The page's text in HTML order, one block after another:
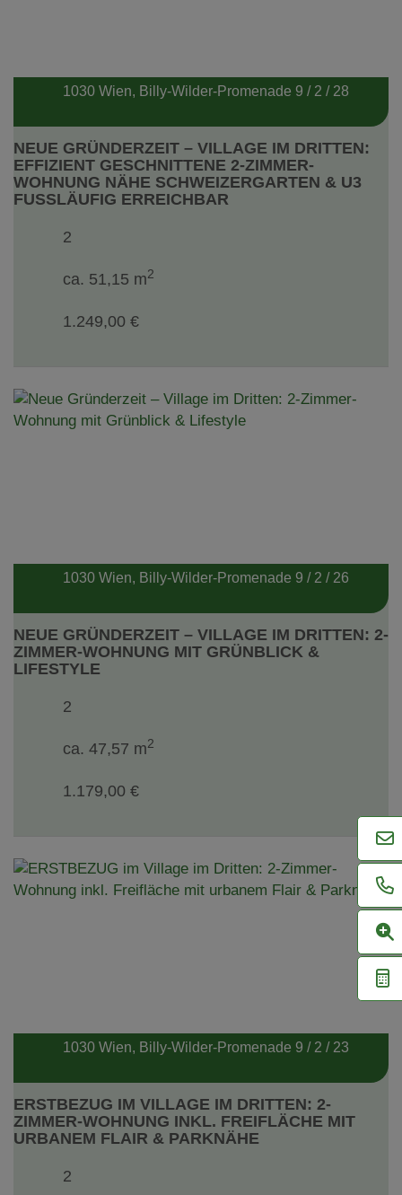
NEUE GRÜNDERZEIT – VILLAGE IM DRITTEN:
EFFIZIENT GESCHNITTENE 2-ZIMMER-
WOHNUNG NÄHE SCHWEIZERGARTEN & U3
FUSSLÄUFIG ERREICHBAR
1030 Wien, Billy-Wilder-Promenade 9 / 2 / 28
2
ca. 51,15 m2
1.249,00 €
NEUE GRÜNDERZEIT – VILLAGE IM DRITTEN: 2-
ZIMMER-WOHNUNG MIT GRÜNBLICK &
LIFESTYLE
1030 Wien, Billy-Wilder-Promenade 9 / 2 / 26
2
ca. 47,57 m2
1.179,00 €
ERSTBEZUG IM VILLAGE IM DRITTEN: 2-
ZIMMER-WOHNUNG INKL. FREIFLÄCHE MIT
URBANEM FLAIR & PARKNÄHE
1030 Wien, Billy-Wilder-Promenade 9 / 2 / 23
2